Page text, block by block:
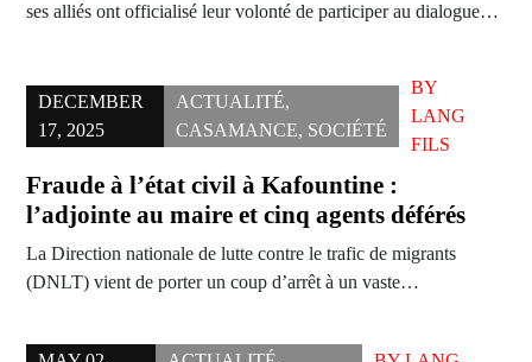
ses alliés ont officialisé leur volonté de participer au dialogue…
DECEMBER
17, 2025
ACTUALITÉ,
CASAMANCE, SOCIÉTÉ
BY
LANG
FILS
Fraude à l’état civil à Kafountine :
l’adjointe au maire et cinq agents déférés
La Direction nationale de lutte contre le trafic de migrants
(DNLT) vient de porter un coup d’arrêt à un vaste…